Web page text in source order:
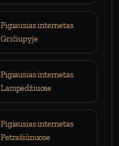
Pigiausias internetas
Gričiupyje
Pigiausias internetas
Lampėdžiuose
Pigiausias internetas
Petrašiūnuose